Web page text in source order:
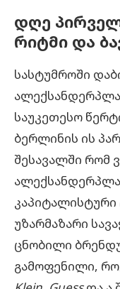
დღე
რიტმი და
სასტუმროში
საუკეთესო
ბერლინის ის
შესავალში რომ
უზარმაზარი
ცნობილი
გამოფენილი,